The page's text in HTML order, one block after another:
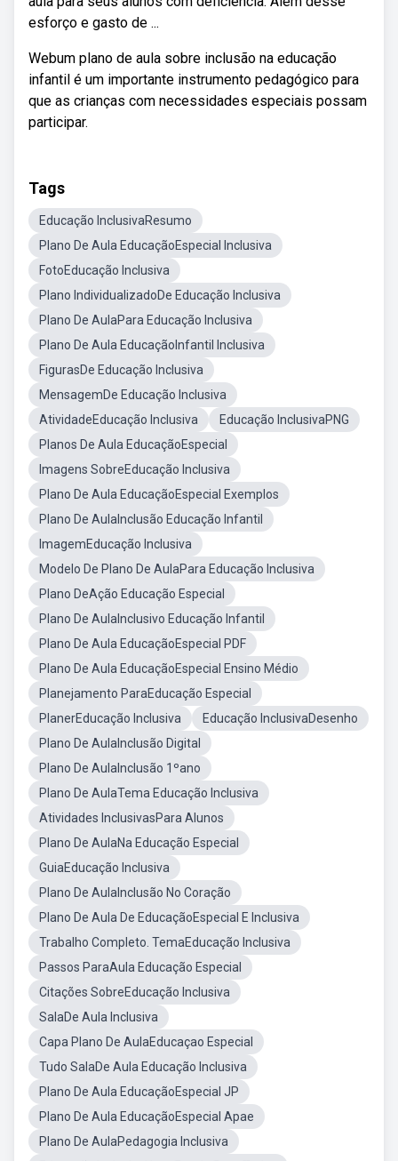
esforço e gasto de ...
Webum plano de aula sobre inclusão na educação
infantil é um importante instrumento pedagógico para
que as crianças com necessidades especiais possam
participar.
Tags
Educação InclusivaResumo
Plano De Aula EducaçãoEspecial Inclusiva
FotoEducação Inclusiva
Plano IndividualizadoDe Educação Inclusiva
Plano De AulaPara Educação Inclusiva
Plano De Aula EducaçãoInfantil Inclusiva
FigurasDe Educação Inclusiva
MensagemDe Educação Inclusiva
AtividadeEducação Inclusiva
Educação InclusivaPNG
Planos De Aula EducaçãoEspecial
Imagens SobreEducação Inclusiva
Plano De Aula EducaçãoEspecial Exemplos
Plano De AulaInclusão Educação Infantil
ImagemEducação Inclusiva
Modelo De Plano De AulaPara Educação Inclusiva
Plano DeAção Educação Especial
Plano De AulaInclusivo Educação Infantil
Plano De Aula EducaçãoEspecial PDF
Plano De Aula EducaçãoEspecial Ensino Médio
Planejamento ParaEducação Especial
PlanerEducação Inclusiva
Educação InclusivaDesenho
Plano De AulaInclusão Digital
Plano De AulaInclusão 1ºano
Plano De AulaTema Educação Inclusiva
Atividades InclusivasPara Alunos
Plano De AulaNa Educação Especial
GuiaEducação Inclusiva
Plano De AulaInclusão No Coração
Plano De Aula De EducaçãoEspecial E Inclusiva
Trabalho Completo. TemaEducação Inclusiva
Passos ParaAula Educação Especial
Citações SobreEducação Inclusiva
SalaDe Aula Inclusiva
Capa Plano De AulaEducaçao Especial
Tudo SalaDe Aula Educação Inclusiva
Plano De Aula EducaçãoEspecial JP
Plano De Aula EducaçãoEspecial Apae
Plano De AulaPedagogia Inclusiva